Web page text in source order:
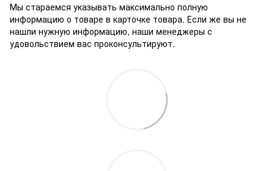
Мы стараемся указывать максимально полную
информацию о товаре в карточке товара. Если же вы не
нашли нужную информацию, наши менеджеры с
удовольствием вас проконсультируют.